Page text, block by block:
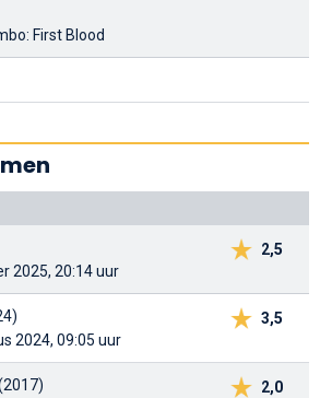
First Blood
2,5
2025, 20:14 uur
3,5
2024, 09:05 uur
2,0